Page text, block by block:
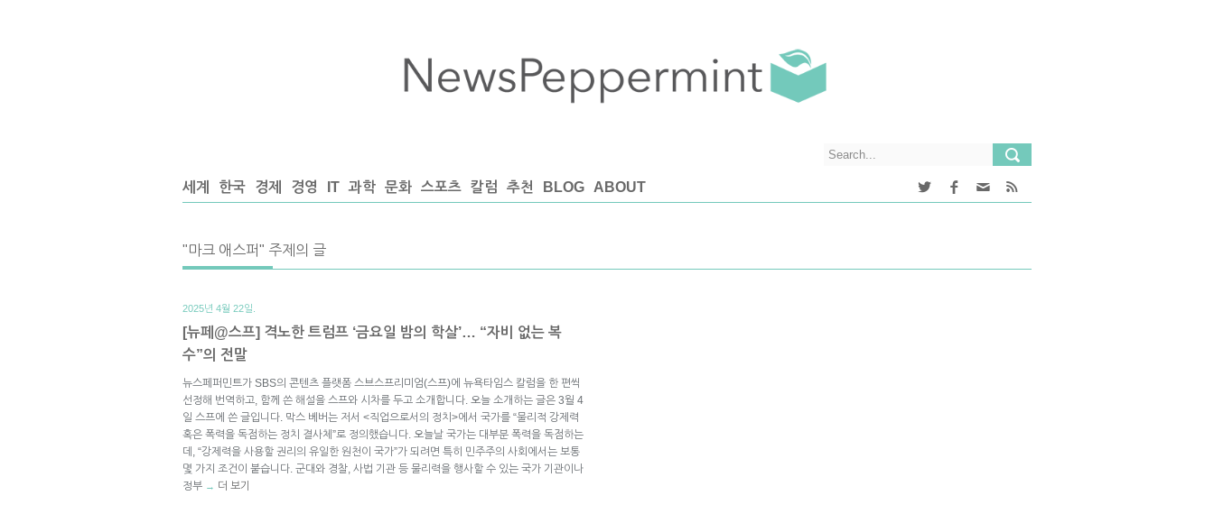
세계 한국 경제 경영 IT 과학 문화 스포츠 칼럼 추천 BLOG ABOUT
"마크 애스퍼" 주제의 글
2025년 4월 22일.
[뉴페@스프] 격노한 트럼프 ‘금요일 밤의 학살’… “자비 없는 복
수”의 전말
뉴스페퍼민트가 SBS의 콘텐츠 플랫폼 스브스프리미엄(스프)에 뉴욕타임스 칼럼을 한 편씩
선정해 번역하고, 함께 쓴 해설을 스프와 시차를 두고 소개합니다. 오늘 소개하는 글은 3월 4
일 스프에 쓴 글입니다. 막스 베버는 저서 <직업으로서의 정치>에서 국가를 “물리적 강제력
혹은 폭력을 독점하는 정치 결사체”로 정의했습니다. 오늘날 국가는 대부분 폭력을 독점하는
데, “강제력을 사용할 권리의 유일한 원천이 국가”가 되려면 특히 민주주의 사회에서는 보통
몇 가지 조건이 붙습니다. 군대와 경찰, 사법 기관 등 물리력을 행사할 수 있는 국가 기관이나
정부 → 더 보기